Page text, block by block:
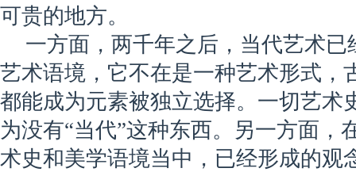
可贵的地方。
一方面，两千年之后，当代艺术
艺术语境，它不在是一种艺术形式，
都能成为元素被独立选择。一切艺术
为没有“当代”这种东西。另一方面，
术史和美学语境当中，已经形成的观